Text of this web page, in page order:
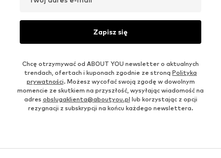
Zapisz się
Chcę otrzymywać od ABOUT YOU newsletter o aktualnych
trendach, ofertach i kuponach zgodnie ze stroną Polityka
prywatności. Możesz wycofać swoją zgodę w dowolnym
momencie ze skutkiem na przyszłość, wysyłając wiadomość na
adres obslugaklienta@aboutyou.pl lub korzystając z opcji
rezygnacji z subskrypcji na końcu każdego newslettera.